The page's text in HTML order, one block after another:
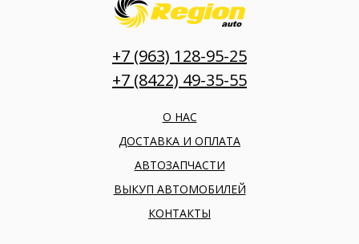
+7 (963) 128-95-25
+7 (8422) 49-35-55
О НАС
ДОСТАВКА И ОПЛАТА
АВТОЗАПЧАСТИ
ВЫКУП АВТОМОБИЛЕЙ
КОНТАКТЫ